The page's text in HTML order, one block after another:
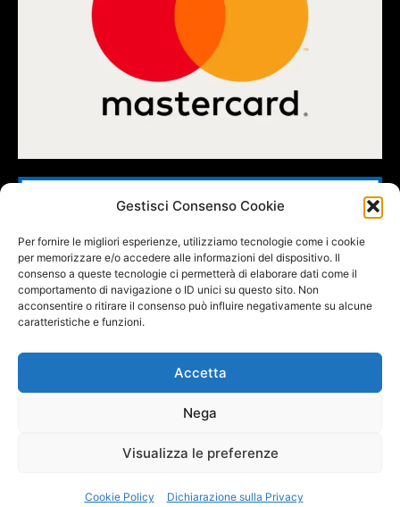
Gestisci Consenso Cookie
Per fornire le migliori esperienze, utilizziamo tecnologie come i cookie
per memorizzare e/o accedere alle informazioni del dispositivo. Il
consenso a queste tecnologie ci permetterà di elaborare dati come il
comportamento di navigazione o ID unici su questo sito. Non
acconsentire o ritirare il consenso può influire negativamente su alcune
caratteristiche e funzioni.
Accetta
Nega
Visualizza le preferenze
Cookie Policy Dichiarazione sulla Privacy